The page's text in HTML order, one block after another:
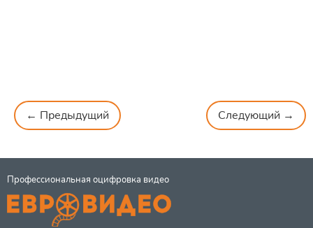
← Предыдущий Следующий →
Профессиональная оцифровка видео